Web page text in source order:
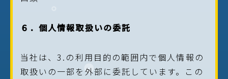
６．個人情報取扱いの委託
当社は、3.の利用目的の範囲内で個人情報の
取扱いの一部を外部に委託しています。この